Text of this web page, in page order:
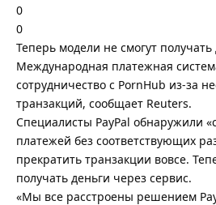
0
0
Теперь модели не смогут
Международная платежная
сотрудничество с PornHub из-за
транзакций, сообщает Reuters.
Специалисты PayPal обнаружили
платежей без соответствующих
прекратить транзакции вовсе.
получать деньги через сервис.
«Мы все расстроены решением